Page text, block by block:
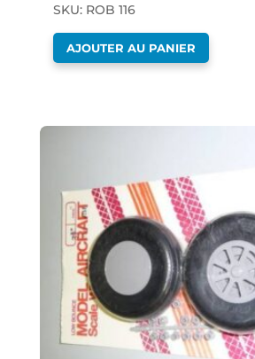
SKU: ROB 116
AJOUTER AU PANIER